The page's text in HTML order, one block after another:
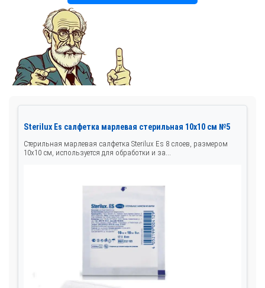
Sterilux Es салфетка марлевая стерильная 10х10 см №5
Стерильная марлевая салфетка Sterilux Es 8 слоев, размером
10х10 см, используется для обработки и за...